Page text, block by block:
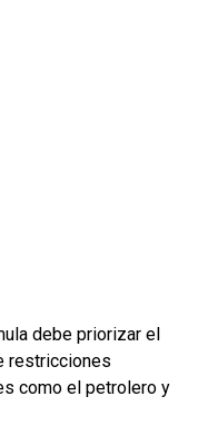
debe priorizar el
restricciones
como el petrolero y